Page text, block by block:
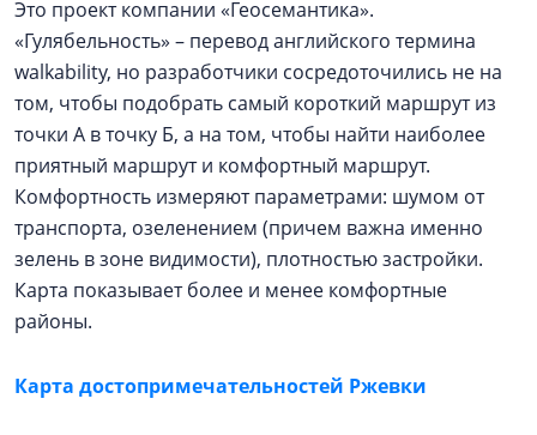
Это проект компании «Геосемантика».
«Гулябельность» – перевод английского термина
walkability, но разработчики сосредоточились не на
том, чтобы подобрать самый короткий маршрут из
точки А в точку Б, а на том, чтобы найти наиболее
приятный маршрут и комфортный маршрут.
Комфортность измеряют параметрами: шумом от
транспорта, озеленением (причем важна именно
зелень в зоне видимости), плотностью застройки.
Карта показывает более и менее комфортные
районы.
Карта достопримечательностей Ржевки